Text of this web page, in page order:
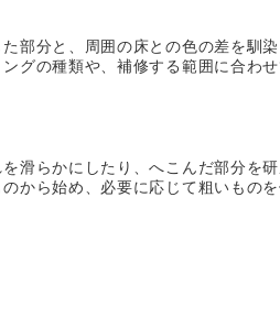
部分と、周囲の床との色の差を馴
グの種類や、補修する範囲に合わ
滑らかにしたり、へこんだ部分を
ら始め、必要に応じて粗いもの